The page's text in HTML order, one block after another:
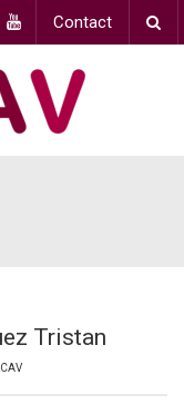
Contact
Tristan